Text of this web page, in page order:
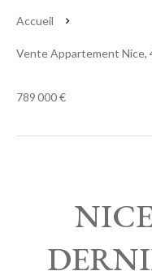
Accueil
Vente Appartement Nice,
789 000 €